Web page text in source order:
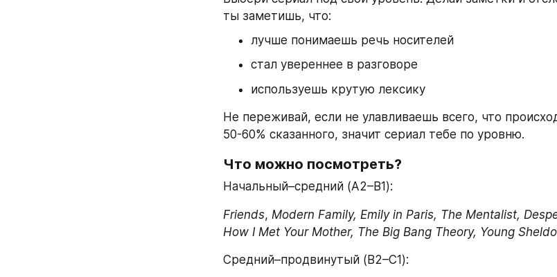
ты заметишь, что:
лучше понимаешь речь носителей
стал увереннее в разговоре
используешь крутую лексику
Не переживай, если не улавливаешь всего, что
50-60% сказанного, значит сериал тебе по уровню.
Что можно посмотреть?
Начальный–средний (A2–B1):
Friends, Modern Family, Emily in Paris, The Mentalist,
How I Met Your Mother, The Big Bang Theory, Young
Средний–продвинутый (B2–C1):